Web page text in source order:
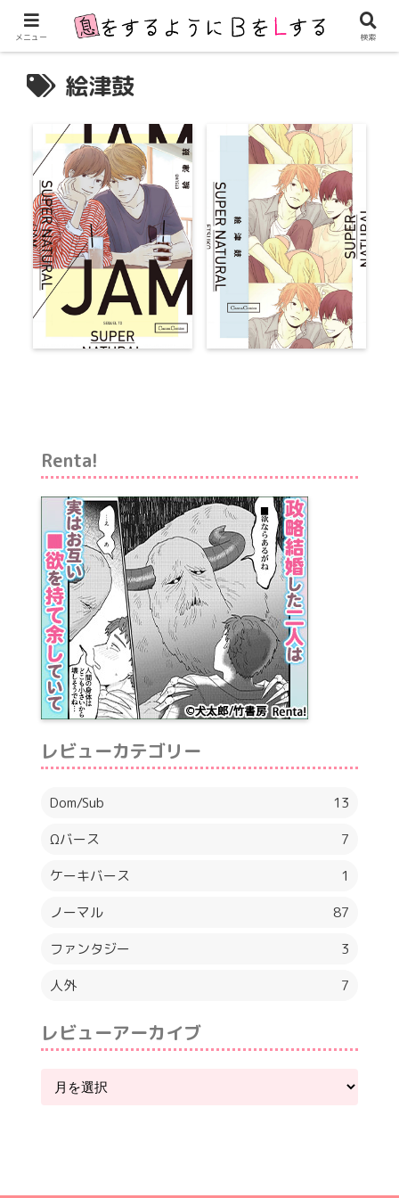
絵津鼓
Renta!
レビューカテゴリー
Dom/Sub
13
Ωバース
7
ケーキバース
1
ノーマル
87
ファンタジー
3
人外
7
レビューアーカイブ
メニュー 検索